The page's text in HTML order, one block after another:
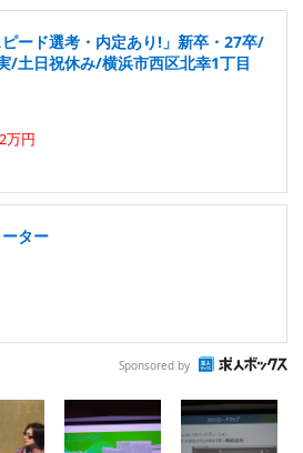
ード選考・内定あり!」新卒・27卒/
/土日祝休み/横浜市西区北幸1丁目
万円
ター
Sponsored by